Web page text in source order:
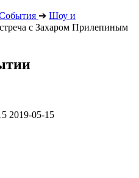
➔ Шоу и
с Захаром Прилепиным
2019-05-15